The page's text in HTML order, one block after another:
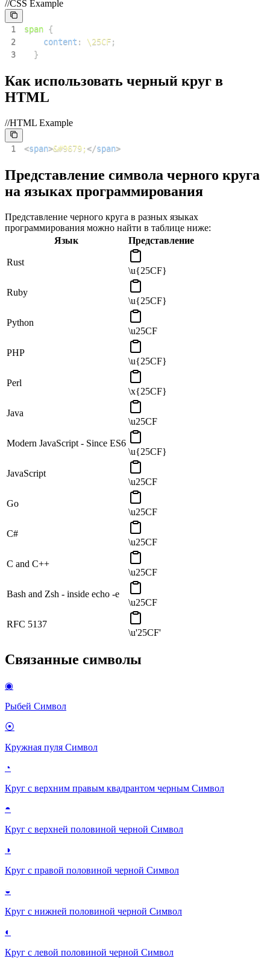
//CSS Example
1 span {
2
content : \25CF;
3
}
Как использовать черный круг в
HTML
//HTML Example
1 <span>&#9679;</span>
Представление символа черного круга
на языках программирования
Представление черного круга в разных языках
программирования можно найти в таблице ниже:
Язык
Представление
Rust
\u{25CF}
Ruby
\u{25CF}
Python
\u25CF
PHP
\u{25CF}
Perl
\x{25CF}
Java
\u25CF
Modern JavaScript - Since ES6
\u{25CF}
JavaScript
\u25CF
Go
\u25CF
C#
\u25CF
C and C++
\u25CF
Bash and Zsh - inside echo -e
\u25CF
RFC 5137
\u'25CF'
Связанные символы
◉
Рыбей Символ
⦿
Кружная пуля Символ
◔
Круг с верхним правым квадрантом черным Символ
◓
Круг с верхней половиной черной Символ
◑
Круг с правой половиной черной Символ
◒
Круг с нижней половиной черной Символ
◐
Круг с левой половиной черной Символ